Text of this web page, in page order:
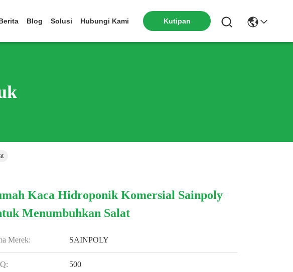
Blog Solusi Hubungi Kami Kutipan
Kaca Hidroponik Komersial Sainpoly
Menumbuhkan Salat
Merek: SAINPOLY
500